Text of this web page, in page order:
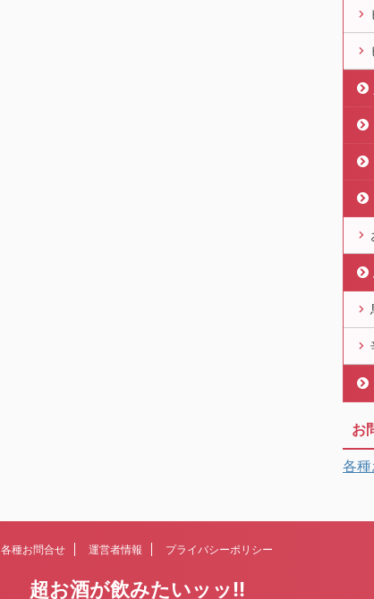
お
各
各種お問合せ 運営者情報 プライバシーポリシー
超お酒が飲みたいッッ!!